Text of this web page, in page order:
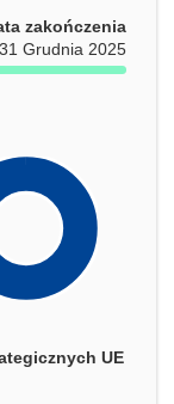
zakończenia
31 Grudnia 2025
UE